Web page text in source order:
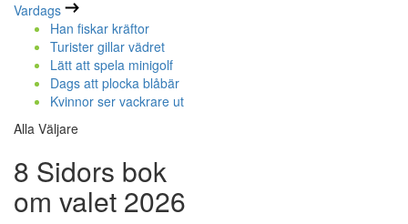
Vardags
Han fiskar kräftor
Turister gillar vädret
Lätt att spela minigolf
Dags att plocka blåbär
Kvinnor ser vackrare ut
Alla Väljare
8 Sidors bok
om valet 2026